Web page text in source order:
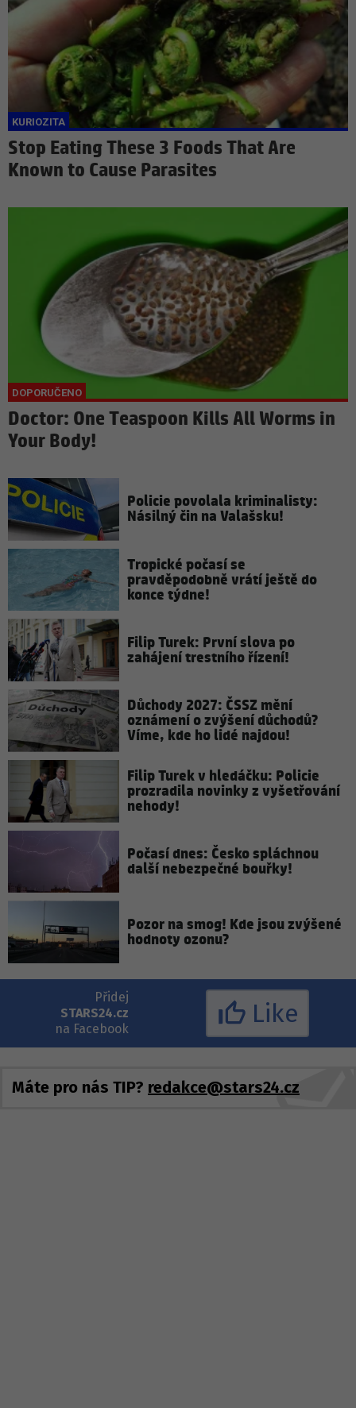
Stop Eating These 3 Foods That Are
Known to Cause Parasites
Doctor: One Teaspoon Kills All Worms in
Your Body!
Policie povolala kriminalisty:
Násilný čin na Valašsku!
Tropické počasí se
pravděpodobně vrátí ještě do
konce týdne!
Filip Turek: První slova po
zahájení trestního řízení!
Důchody 2027: ČSSZ mění
oznámení o zvýšení důchodů?
Víme, kde ho lidé najdou!
Filip Turek v hledáčku: Policie
prozradila novinky z vyšetřování
nehody!
Počasí dnes: Česko spláchnou
další nebezpečné bouřky!
Pozor na smog! Kde jsou zvýšené
hodnoty ozonu?
Přidej
STARS24.cz
na Facebook
Like
Máte pro nás TIP? redakce@stars24.cz